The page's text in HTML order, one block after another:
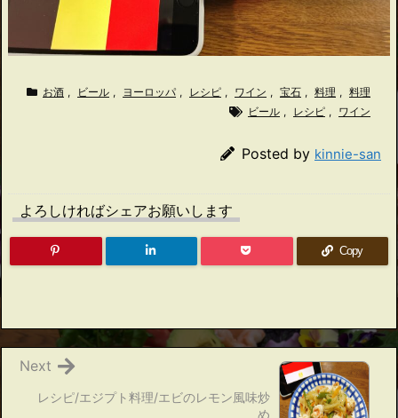
お酒 , ビール , ヨーロッパ , レシピ , ワイン , 宝石 , 料理 , 料理
ビール , レシピ , ワイン
Posted by kinnie-san
よろしければシェアお願いします
Copy
レシピ/エジプト料理/エビのレモン風味炒
め
Next